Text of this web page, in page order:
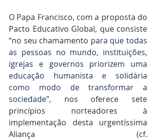
O Papa Francisco, com a proposta do
Pacto Educativo Global, que consiste
“no seu chamamento para que todas
as pessoas no mundo, instituições,
igrejas e governos priorizem uma
educação humanista e solidária
como modo de transformar a
sociedade”, nos oferece sete
princípios norteadores à
implementação desta urgentíssima